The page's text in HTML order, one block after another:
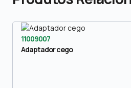
11009007
Adaptador cego